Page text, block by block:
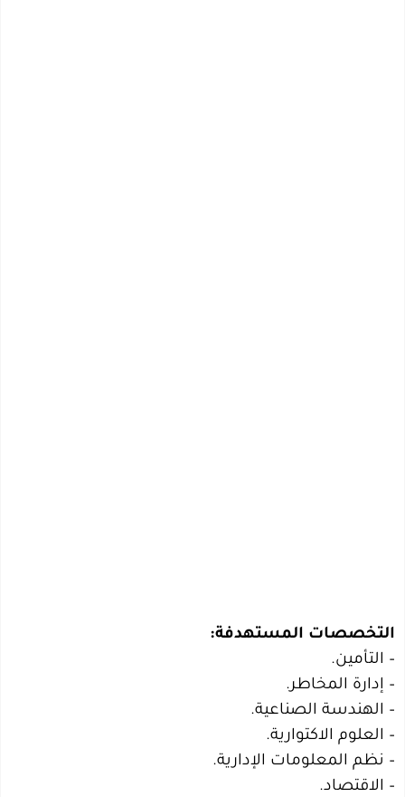
التخصصات المستهدفة:
– التأمين.
– إدارة المخاطر.
– الهندسة الصناعية.
– العلوم الاكتوارية.
– نظم المعلومات الإدارية.
– الاقتصاد.